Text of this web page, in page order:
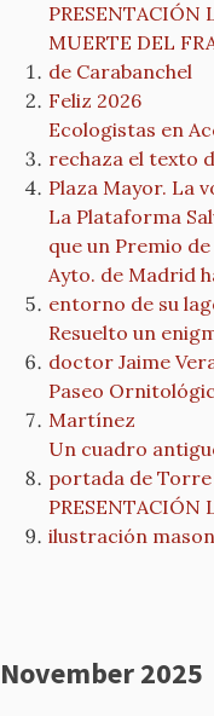
PRESENTACIÓN
MUERTE DEL
de Carabanchel
Feliz 2026
Ecologistas en
rechaza el texto
Plaza Mayor. La
La Plataforma
que un Premio
Ayto. de Madrid
entorno de su
Resuelto un
doctor Jaime
Paseo
Martínez
Un cuadro
portada de Torre
PRESENTACIÓN
ilustración
November 2025